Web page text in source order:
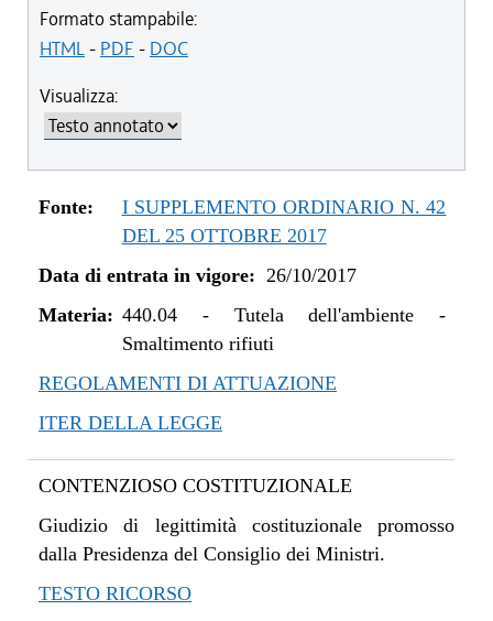
dal 09/08/2022 al 31/12/2022
dal 20/05/2021 al 08/08/2022
dal 01/01/2020 al 31/12/2020
dal 01/05/2019 al 31/12/2019
dal 29/03/2018 al 30/04/2019
dal 15/02/2018 al 28/03/2018
dal 05/01/2018 al 14/02/2018
Formato stampabile:
HTML- PDF - DOC
Visualizza:
Fonte:
I SUPPLEMENTO ORDINARIO N. 42
DEL 25 OTTOBRE 2017
Data di entrata in vigore: 26/10/2017
Materia: 440.04- Tutela dell'ambiente -
Smaltimento rifiuti
REGOLAMENTI DI ATTUAZIONE
ITER DELLA LEGGE
CONTENZIOSO COSTITUZIONALE
Giudizio di legittimità costituzionale promosso
dalla Presidenza del Consiglio dei Ministri.
TESTO RICORSO